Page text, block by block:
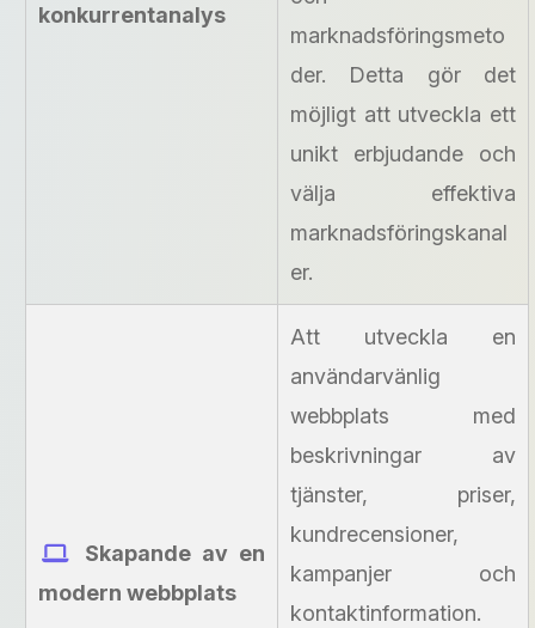
konkurrentanalys
marknadsföringsmeto
der. Detta gör det
möjligt att utveckla ett
unikt erbjudande och
välja effektiva
marknadsföringskanal
er.
Skapande av en
modern webbplats
Att utveckla en
användarvänlig
webbplats med
beskrivningar av
tjänster, priser,
kundrecensioner,
kampanjer och
kontaktinformation.